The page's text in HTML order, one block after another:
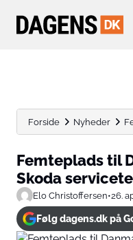
Forside Nyheder
Femteplads til
Skoda
Elo Christoffersen•26.
Følg dagens.dk på